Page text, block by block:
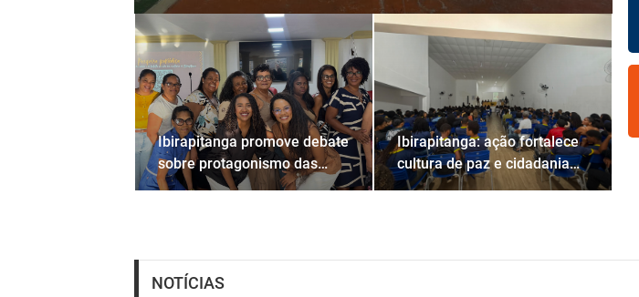
Ibirapitanga promove debate
sobre protagonismo das
mulheres negras durante o
Ibirapitanga: ação fortalece
cultura de paz e cidadania
no ambiente escolar
NOTÍCIAS